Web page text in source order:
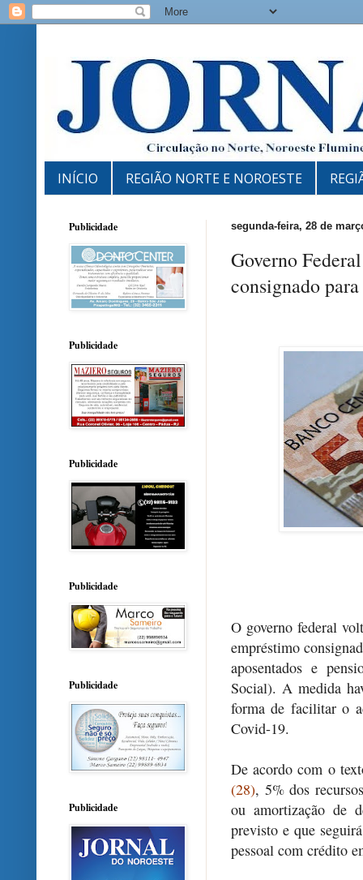
INÍCIO REGIÃO NORTE E NOROESTE
segunda-feira, 28 de
Governo
consignado
O governo federal
empréstimo
aposentados e
Social). A medida
forma de facilitar o
Covid-19.
De acordo com o
(28), 5% dos
ou amortização de
previsto e que
pessoal com crédito
Publicidade
Publicidade
Publicidade
Publicidade
Publicidade
Publicidade